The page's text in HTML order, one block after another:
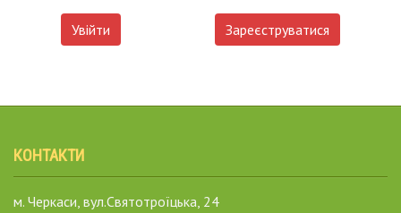
Увійти Зареєструватися
КОНТАКТИ
м. Черкаси, вул.Святотроїцька, 24